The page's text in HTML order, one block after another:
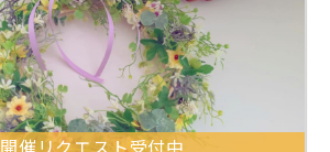
開催リクエスト受付中